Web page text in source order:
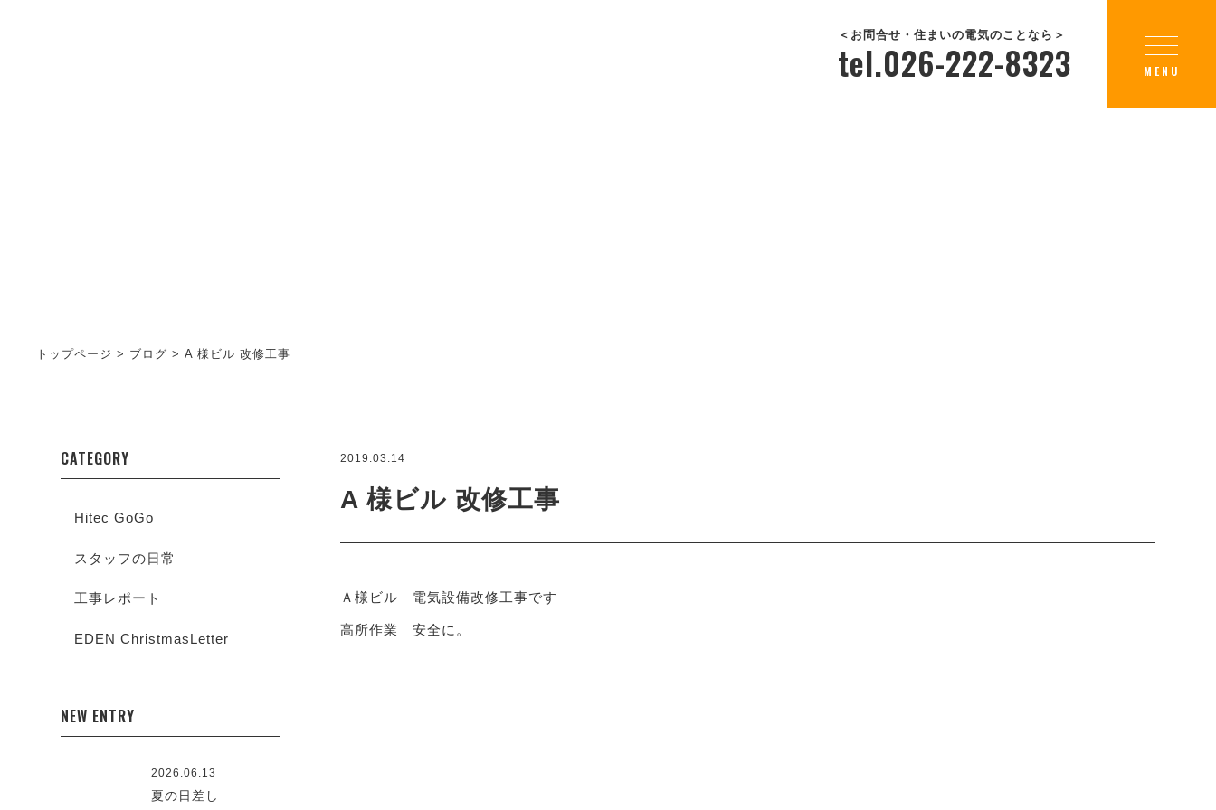
＜お問合せ・住まいの電気のことなら＞
tel.026-222-8323
トップページ > ブログ >A 様ビル 改修工事
2019.03.14
A 様ビル 改修工事
Ａ様ビル 電気設備改修工事です
高所作業 安全に。
CATEGORY
Hitec GoGo
スタッフの日常
工事レポート
EDEN ChristmasLetter
NEW ENTRY
2026.06.13
夏の日差し